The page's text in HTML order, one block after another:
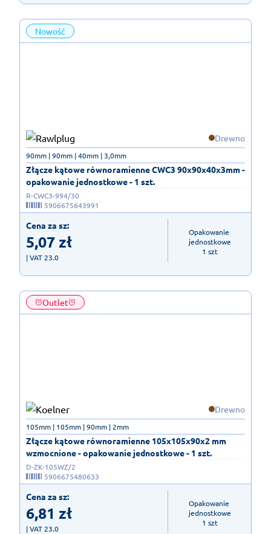
Nowość
Drewno
Złącze kątowe równoramienne CWC3 90x90x40x3mm -
opakowanie jednostkowe - 1 szt.
90mm | 90mm | 40mm | 3,0mm
R-CWC3-994/30
5906675643991
Cena za sz:
5,07zł
| VAT 23.0
Opakowanie
jednostkowe
1 szt
Outlet
Drewno
Złącze kątowe równoramienne 105x105x90x2 mm
wzmocnione - opakowanie jednostkowe - 1 szt.
105mm | 105mm | 90mm | 2mm
D-ZK-105WZ/2
5906675480633
Cena za sz:
6,81 zł
| VAT 23.0
Opakowanie
jednostkowe
1 szt